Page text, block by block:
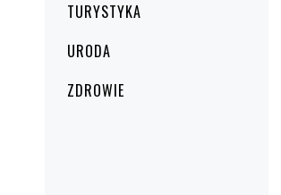
TURYSTYKA
URODA
ZDROWIE